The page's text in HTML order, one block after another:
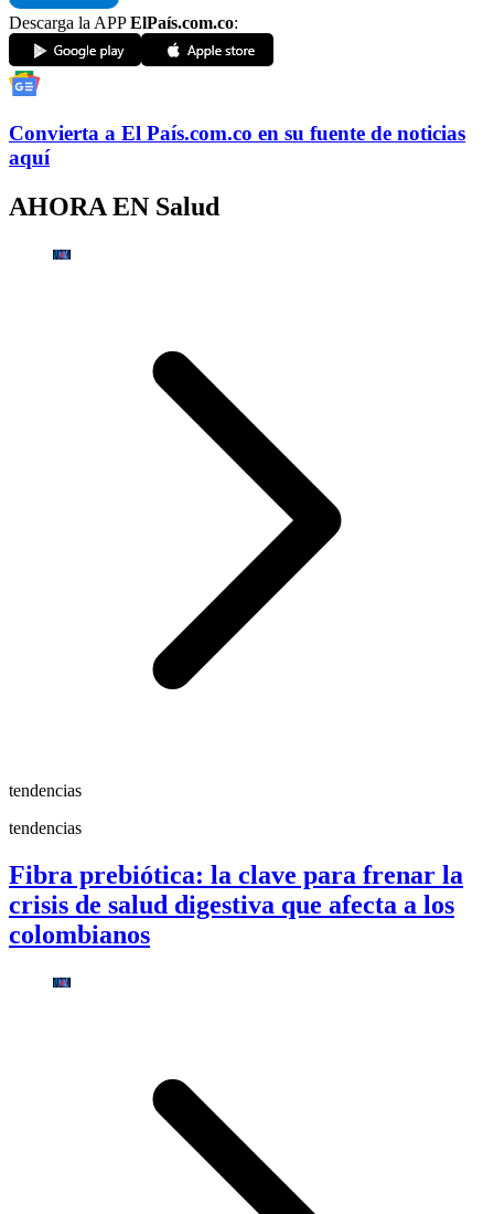
Descarga la APPElPaís.com.co:
Convierta a El País.com.co en su fuente de noticias
aquí
AHORA EN Salud
tendencias
tendencias
Fibra prebiótica: la clave para frenar la
crisis de salud digestiva que afecta a los
colombianos